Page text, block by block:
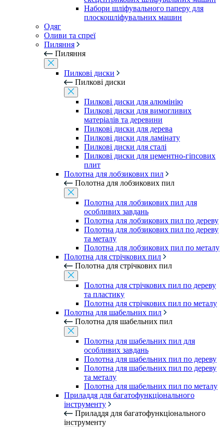
Набори шліфувального паперу для
плоскошліфувальних машин
Одяг
Оливи та спреї
Пиляння
Пиляння
Пилкові диски
Пилкові диски
Пилкові диски для алюмінію
Пилкові диски для вимогливих
матеріалів та деревини
Пилкові диски для дерева
Пилкові диски для ламінату
Пилкові диски для сталі
Пилкові диски для цементно-гіпсових
плит
Полотна для лобзикових пил
Полотна для лобзикових пил
Полотна для лобзикових пил для
особливих завдань
Полотна для лобзикових пил по дереву
Полотна для лобзикових пил по дереву
та металу
Полотна для лобзикових пил по металу
Полотна для стрічкових пил
Полотна для стрічкових пил
Полотна для стрічкових пил по дереву
та пластику
Полотна для стрічкових пил по металу
Полотна для шабельних пил
Полотна для шабельних пил
Полотна для шабельних пил для
особливих завдань
Полотна для шабельних пил по дереву
Полотна для шабельних пил по дереву
та металу
Полотна для шабельних пил по металу
Приладдя для багатофункціонального
інструменту
Приладдя для багатофункціонального
інструменту